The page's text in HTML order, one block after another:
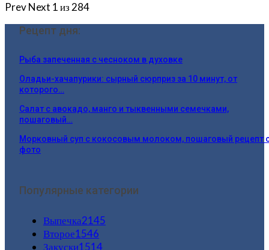
PrevNext 1 из 284
Рецепт дня:
Рыба запеченная с чесноком в духовке
Оладьи-хачапурики: сырный сюрприз за 10 минут, от
которого…
Салат с авокадо, манго и тыквенными семечками,
пошаговый…
Морковный суп с кокосовым молоком, пошаговый рецепт
фото
Популярные категории
Выпечка2145
Второе1546
Закуски1514